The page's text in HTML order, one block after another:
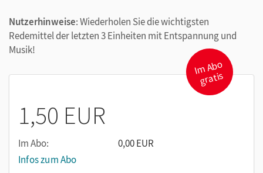
Nutzerhinweise: Wiederholen Sie die wichtigsten
Redemittel der letzten 3 Einheiten mit Entspannung und
Musik!
I
m
A
b
o
gr
atis
1,50 EUR
Im Abo:
0,00 EUR
Infos zum Abo